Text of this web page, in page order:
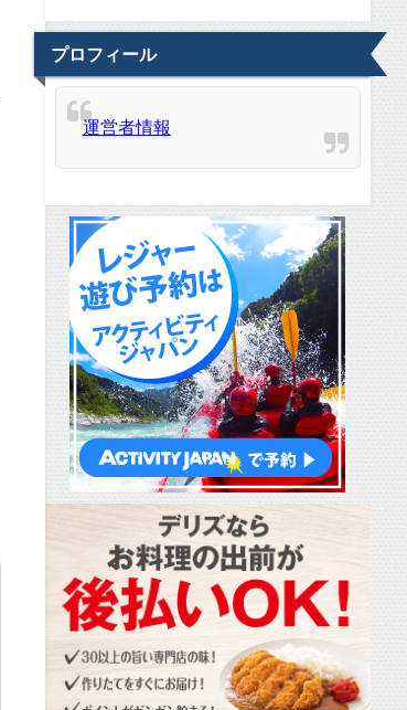
プロフィール
運営者情報